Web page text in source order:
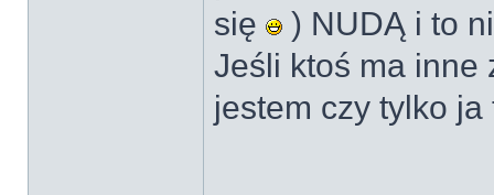
się
) NUDĄ i to
Jeśli ktoś ma inne
jestem czy tylko